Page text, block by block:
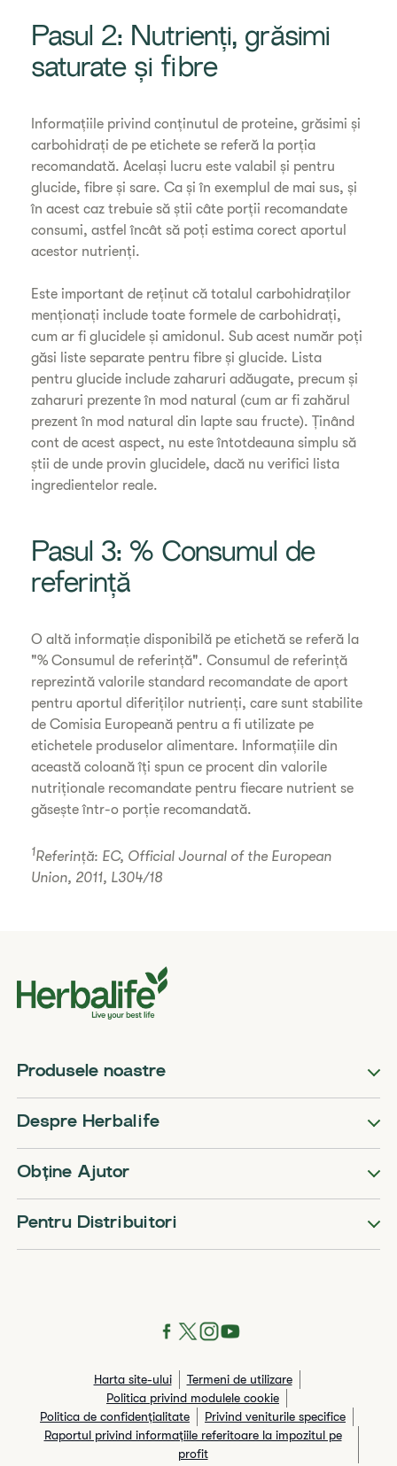
Pasul 2: Nutrienți, grăsimi
saturate și fibre
Informațiile privind conținutul de proteine, grăsimi și
carbohidrați de pe etichete se referă la porția
recomandată. Același lucru este valabil și pentru
glucide, fibre și sare. Ca și în exemplul de mai sus, și
în acest caz trebuie să știi câte porții recomandate
consumi, astfel încât să poți estima corect aportul
acestor nutrienți.
Este important de reținut că totalul carbohidraților
menționați include toate formele de carbohidrați,
cum ar fi glucidele și amidonul. Sub acest număr poți
găsi liste separate pentru fibre și glucide. Lista
pentru glucide include zaharuri adăugate, precum și
zaharuri prezente în mod natural (cum ar fi zahărul
prezent în mod natural din lapte sau fructe). Ținând
cont de acest aspect, nu este întotdeauna simplu să
știi de unde provin glucidele, dacă nu verifici lista
ingredientelor reale.
Pasul 3: % Consumul de
referință
O altă informație disponibilă pe etichetă se referă la
"% Consumul de referință". Consumul de referință
reprezintă valorile standard recomandate de aport
pentru aportul diferiților nutrienți, care sunt stabilite
de Comisia Europeană pentru a fi utilizate pe
etichetele produselor alimentare. Informațiile din
această coloană îți spun ce procent din valorile
nutriționale recomandate pentru fiecare nutrient se
găsește într-o porție recomandată.
1Referință: EC, Official Journal of the European
Union, 2011, L304/18
Produsele noastre
Despre Herbalife
Obține Ajutor
Pentru Distribuitori
Harta site-ului
Termeni de utilizare
Politica privind modulele cookie
Politica de confidențialitate
Privind veniturile specifice
Raportul privind informaţiile referitoare la impozitul pe
profit